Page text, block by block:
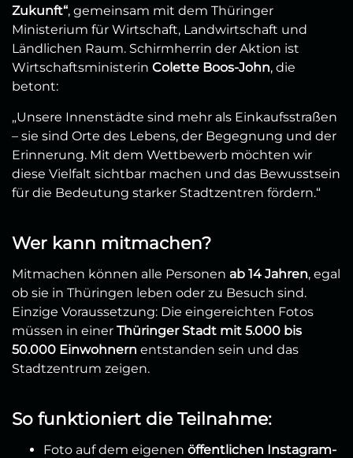
Zukunft“, gemeinsam mit dem Thüringer
Ministerium für Wirtschaft, Landwirtschaft und
Ländlichen Raum. Schirmherrin der Aktion ist
Wirtschaftsministerin Colette Boos-John, die
betont:
„Unsere Innenstädte sind mehr als Einkaufsstraßen
– sie sind Orte des Lebens, der Begegnung und der
Erinnerung. Mit dem Wettbewerb möchten wir
diese Vielfalt sichtbar machen und das Bewusstsein
für die Bedeutung starker Stadtzentren fördern.“
Wer kann mitmachen?
Mitmachen können alle Personen ab 14 Jahren, egal
ob sie in Thüringen leben oder zu Besuch sind.
Einzige Voraussetzung: Die eingereichten Fotos
müssen in einer Thüringer Stadt mit 5.000 bis
50.000 Einwohnern entstanden sein und das
Stadtzentrum zeigen.
So funktioniert die Teilnahme:
Foto auf dem eigenen öffentlichen Instagram-